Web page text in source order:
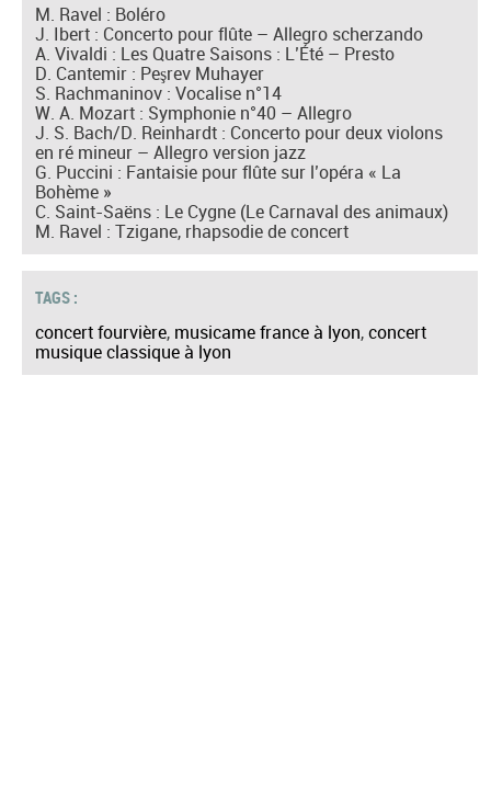
M. Ravel : Boléro
J. Ibert : Concerto pour flûte – Allegro scherzando
A. Vivaldi : Les Quatre Saisons : L’Été – Presto
D. Cantemir : Peşrev Muhayer
S. Rachmaninov : Vocalise n°14
W. A. Mozart : Symphonie n°40 – Allegro
J. S. Bach/D. Reinhardt : Concerto pour deux violons
en ré mineur – Allegro version jazz
G. Puccini : Fantaisie pour flûte sur l’opéra « La
Bohème »
C. Saint-Saëns : Le Cygne (Le Carnaval des animaux)
M. Ravel : Tzigane, rhapsodie de concert
TAGS :
concert fourvière, musicame france à lyon,concert
musique classique à lyon